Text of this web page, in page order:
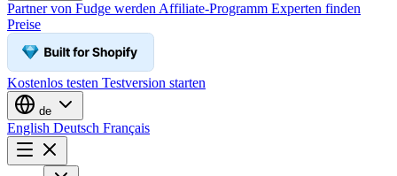
Partner von Fudge werden Affiliate-Programm Experten finden
Preise
Kostenlos testen Testversion starten
de
English Deutsch Français